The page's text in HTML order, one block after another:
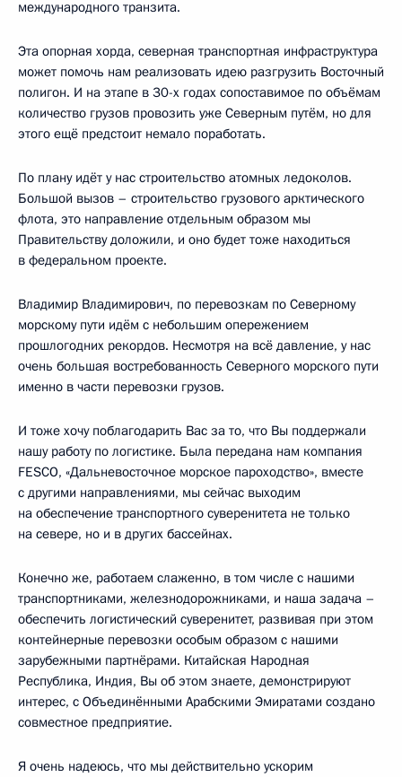
международного транзита.
Эта опорная хорда, северная транспортная инфраструктура
может помочь нам реализовать идею разгрузить Восточный
полигон. И на этапе в 30-х годах сопоставимое по объёмам
количество грузов провозить уже Северным путём, но для
этого ещё предстоит немало поработать.
По плану идёт у нас строительство атомных ледоколов.
Большой вызов – строительство грузового арктического
флота, это направление отдельным образом мы
Правительству доложили, и оно будет тоже находиться
в федеральном проекте.
Владимир Владимирович, по перевозкам по Северному
морскому пути идём с небольшим опережением
прошлогодних рекордов. Несмотря на всё давление, у нас
очень большая востребованность Северного морского пути
именно в части перевозки грузов.
И тоже хочу поблагодарить Вас за то, что Вы поддержали
нашу работу по логистике. Была передана нам компания
FESCO, «Дальневосточное морское пароходство», вместе
с другими направлениями, мы сейчас выходим
на обеспечение транспортного суверенитета не только
на севере, но и в других бассейнах.
Конечно же, работаем слаженно, в том числе с нашими
транспортниками, железнодорожниками, и наша задача –
обеспечить логистический суверенитет, развивая при этом
контейнерные перевозки особым образом с нашими
зарубежными партнёрами. Китайская Народная
Республика, Индия, Вы об этом знаете, демонстрируют
интерес, с Объединёнными Арабскими Эмиратами создано
совместное предприятие.
Я очень надеюсь, что мы действительно ускорим